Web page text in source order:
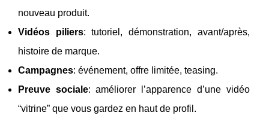
nouveau produit.
Vidéos piliers: tutoriel, démonstration, avant/après,
histoire de marque.
Campagnes: événement, offre limitée, teasing.
Preuve sociale: améliorer l’apparence d’une vidéo
“vitrine” que vous gardez en haut de profil.